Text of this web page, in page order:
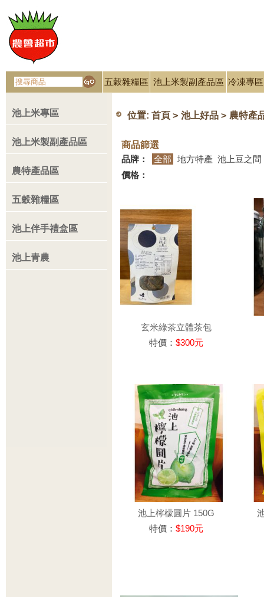
五穀雜糧區 池上米製副產品區 冷凍專區
池上米專區
池上米製副產品區
農特產品區
五穀雜糧區
池上伴手禮盒區
池上青農
位置: 首頁 > 池上好品 > 農特產
商品篩選
品牌：
全部 地方特產 池上豆之間
價格：
玄米綠茶立體茶包
特價： $300元
池上檸檬圓片 150G
特價： $190元